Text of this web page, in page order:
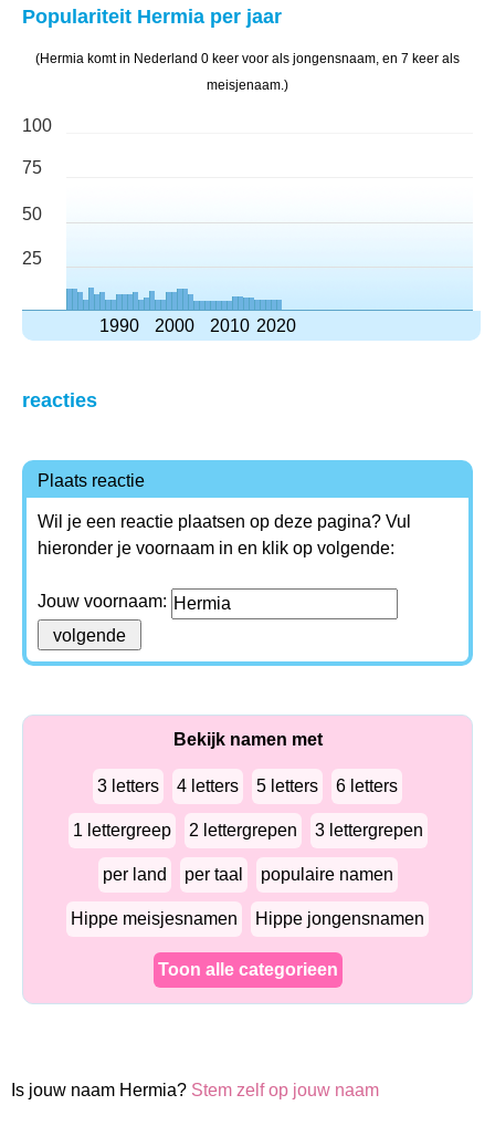
Populariteit Hermia per jaar
(Hermia komt in Nederland 0 keer voor als jongensnaam, en 7 keer als
meisjenaam.)
100
75
50
25
1990 2000 2010 2020
reacties
Plaats reactie
Wil je een reactie plaatsen op deze pagina? Vul
hieronder je voornaam in en klik op volgende:
Jouw voornaam:
Bekijk namen met
3 letters 4 letters 5 letters 6 letters
1 lettergreep 2 lettergrepen 3 lettergrepen
per land per taal populaire namen
Hippe meisjesnamen Hippe jongensnamen
Toon alle categorieen
Is jouw naam Hermia? Stem zelf op jouw naam